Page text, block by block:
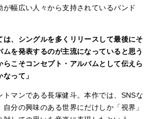
が幅広い人々から支持されているバンド
は、シングルを多くリリースして最後にそ
ムを発表するのが主流になっていると思う
らこそコンセプト・アルバムとして伝えら
って」
トマンである長塚健斗。本作では、SNSな
自分の興味のある世界にだけしか「視界」